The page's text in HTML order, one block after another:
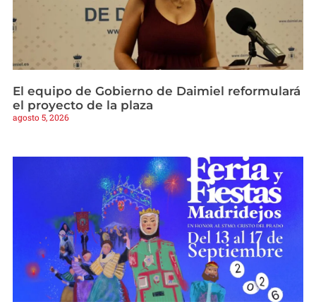
El equipo de Gobierno de Daimiel reformulará
el proyecto de la plaza
agosto 5, 2026